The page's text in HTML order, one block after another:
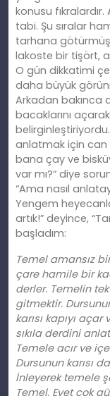
konusu fıkralardır.
tabi. Şu sıralar
tarhana
lakoste bir tişört,
O gün dikkatimi
daha büyük
Arkadan bakınca
bacaklarını
anlatmak için can
bana çay ve
var mı?“ diye
“Ama nasıl
Yengem
artık!” deyince,
başladım:
Temel amansız
çare hamile bir
derler. Temelin
gitmektir.
karısı kapıyı
sıkıla derdini
Temele acır ve
Dursunun karısı
İnleyerek temele
Temel, Evet çok